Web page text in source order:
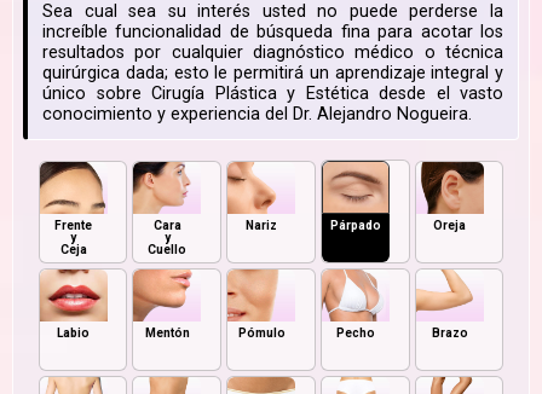
Sea cual sea su interés usted no puede perderse la
increíble funcionalidad de búsqueda fina para acotar los
resultados por cualquier diagnóstico médico o técnica
quirúrgica dada; esto le permitirá un aprendizaje integral y
único sobre Cirugía Plástica y Estética desde el vasto
conocimiento y experiencia del Dr. Alejandro Nogueira.
Frente
y
Ceja
Cara
y
Cuello
Nariz Párpado Oreja
Labio Mentón Pómulo Pecho Brazo